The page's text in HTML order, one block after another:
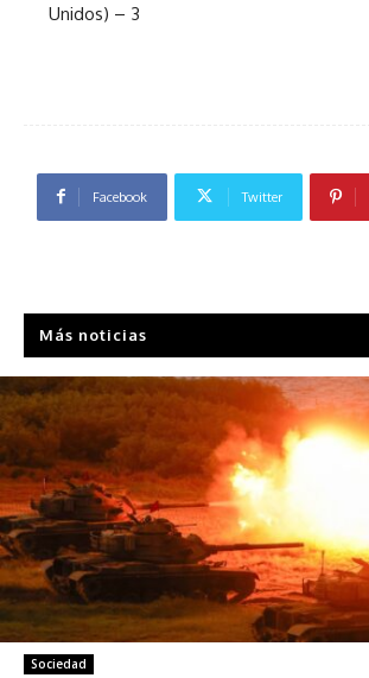
Unidos) – 3
Facebook Twitter
Más noticias
Sociedad